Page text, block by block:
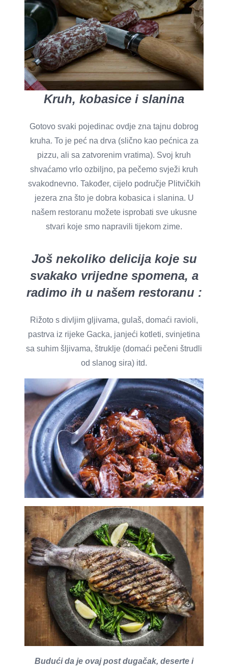
Kruh, kobasice i slanina
Gotovo svaki pojedinac ovdje zna tajnu dobrog
kruha. To je peć na drva (slično kao pećnica za
pizzu, ali sa zatvorenim vratima). Svoj kruh
shvaćamo vrlo ozbiljno, pa pečemo svježi kruh
svakodnevno. Također, cijelo područje Plitvičkih
jezera zna što je dobra kobasica i slanina. U
našem restoranu možete isprobati sve ukusne
stvari koje smo napravili tijekom zime.
Još nekoliko delicija koje su
svakako vrijedne spomena, a
radimo ih u našem restoranu :
Rižoto s divljim gljivama, gulaš, domaći ravioli,
pastrva iz rijeke Gacka, janjeći kotleti, svinjetina
sa suhim šljivama, štruklje (domaći pečeni štrudli
od slanog sira) itd.
Budući da je ovaj post dugačak, deserte i